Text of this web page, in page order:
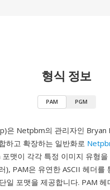
형식 정보
PAM PGM
은 Netpbm의 관리자인
하고 확장하는 일반화로
맷이 각각 특정 이미지 유형
), PAM은 유연한 ASCII 헤더를
일 포맷을 제공합니다. PAM